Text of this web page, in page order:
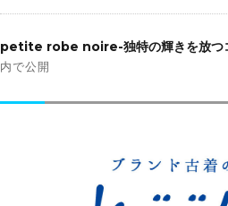
稿
ナ
ゲ
petite robe noire-独特の輝きを放つ
内で公開